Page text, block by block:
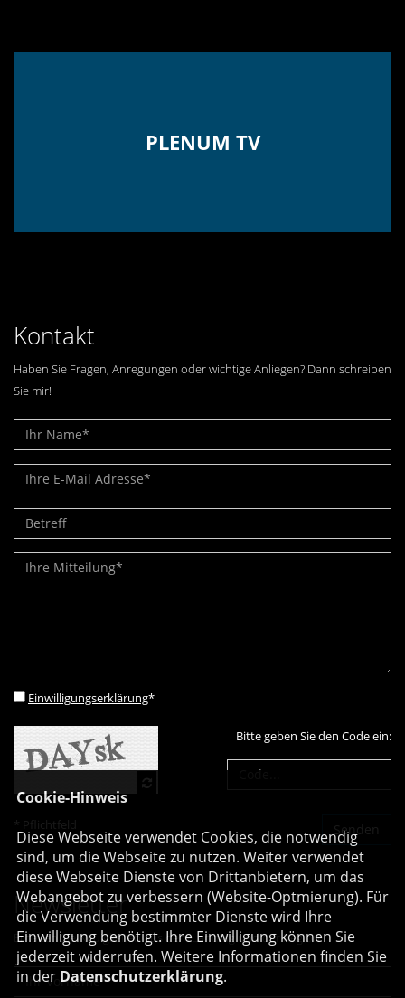
PLENUM TV
Kontakt
Haben Sie Fragen, Anregungen oder wichtige Anliegen? Dann schreiben
Sie mir!
Einwilligungserklärung*
Bitte geben Sie den Code ein:
* Pflichtfeld
Newsletter
Erhalten Sie Neuigkeiten aus dem Landtag und der Region.
Cookie-Hinweis
Diese Webseite verwendet Cookies, die notwendig
sind, um die Webseite zu nutzen. Weiter verwendet
diese Webseite Dienste von Drittanbietern, um das
Webangebot zu verbessern (Website-Optmierung). Für
die Verwendung bestimmter Dienste wird Ihre
Einwilligung benötigt. Ihre Einwilligung können Sie
jederzeit widerrufen. Weitere Informationen finden Sie
in der Datenschutzerklärung.